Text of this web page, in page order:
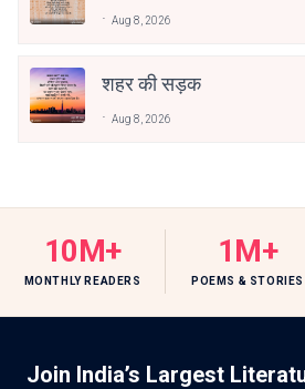
Aug 8, 2026
शहर की सड़क
Aug 8, 2026
10M+
MONTHLY READERS
1M+
POEMS & STORIES
Join India’s Largest